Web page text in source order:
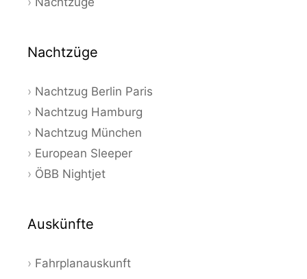
Nachtzüge
Nachtzug Berlin Paris
Nachtzug Hamburg
Nachtzug München
European Sleeper
ÖBB Nightjet
Auskünfte
Fahrplanauskunft